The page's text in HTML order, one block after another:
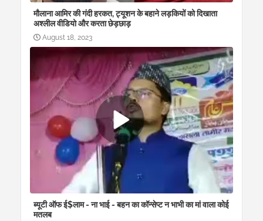
मौलाना आमिर की गंदी हरकत, ट्यूशन के बहाने लड़कियों को दिखाता
अश्लील वीडियो और करता छेड़छाड़
August 18, 2023
ब्यूटी ऑफ ई$लाम - ना भाई - बहन का कॉन्सेप्ट न भाभी का मां वाला कोई
मतलब